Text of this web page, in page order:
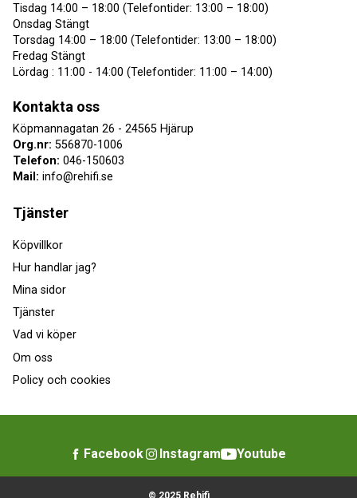
Tisdag 14:00 – 18:00 (Telefontider: 13:00 – 18:00)
Onsdag Stängt
Torsdag 14:00 – 18:00 (Telefontider: 13:00 – 18:00)
Fredag Stängt
Lördag : 11:00 - 14:00 (Telefontider: 11:00 – 14:00)
Kontakta oss
Köpmannagatan 26 - 24565 Hjärup
Org.nr: 556870-1006
Telefon: 046-150603
Mail: info@rehifi.se
Tjänster
Köpvillkor
Hur handlar jag?
Mina sidor
Tjänster
Vad vi köper
Om oss
Policy och cookies
Facebook Instagram Youtube
© 2025 Rehifi